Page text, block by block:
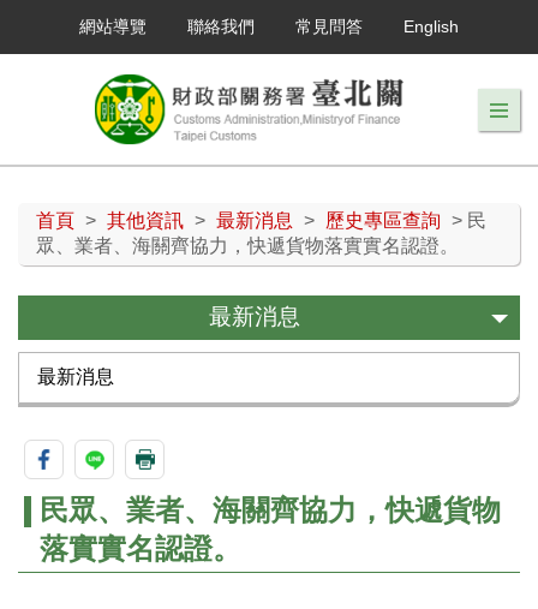
網站導覽 聯絡我們 常見問答 English
首頁 > 其他資訊 > 最新消息 > 歷史專區查詢 > 民
眾、業者、海關齊協力，快遞貨物落實實名認證。
最新消息
最新消息
民眾、業者、海關齊協力，快遞貨物
落實實名認證。